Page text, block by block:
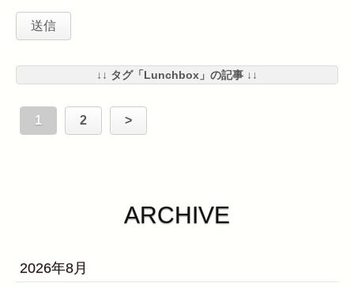
↓↓ タグ「Lunchbox」の記事 ↓↓
1 2 >
ARCHIVE
2026年8月